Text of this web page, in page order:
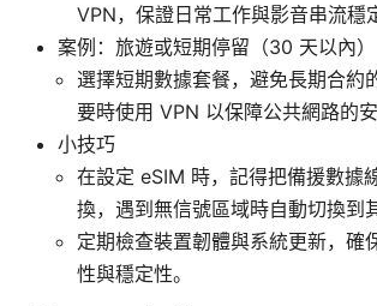
VPN，保證日常工作與影音串流穩
案例：旅遊或短期停留（30 天以內）
選擇短期數據套餐，避免長期合約
要時使用 VPN 以保障公共網路的安
小技巧
在設定 eSIM 時，記得把備援數據
換，遇到無信號區域時自動切換到
定期檢查裝置韌體與系統更新，確
性與穩定性。